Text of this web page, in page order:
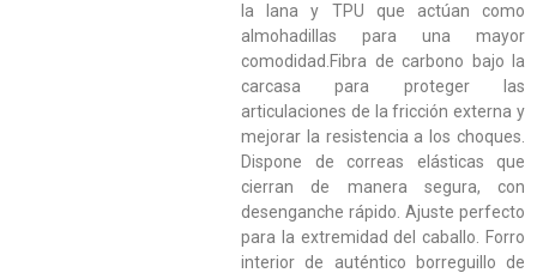
la lana y TPU que actúan como
almohadillas para una mayor
comodidad.Fibra de carbono bajo la
carcasa para proteger las
articulaciones de la fricción externa y
mejorar la resistencia a los choques.
Dispone de correas elásticas que
cierran de manera segura, con
desenganche rápido. Ajuste perfecto
para la extremidad del caballo. Forro
interior de auténtico borreguillo de